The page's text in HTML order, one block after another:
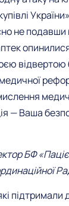
не
відвертою
— Ваша
БФ